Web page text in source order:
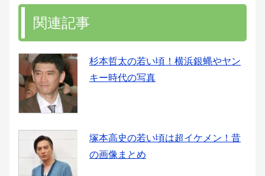
関連記事
杉本哲太の若い頃！横浜銀蝿やヤン
キー時代の写真
塚本高史の若い頃は超イケメン！昔
の画像まとめ